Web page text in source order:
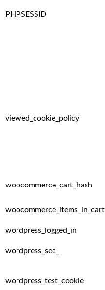
PHPSESSID
viewed_cookie_policy
woocommerce_cart_hash
woocommerce_items_in_cart
wordpress_logged_in
wordpress_sec_
wordpress_test_cookie